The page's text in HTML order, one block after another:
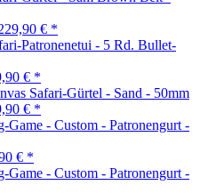
€ *
€ *
€ *
€ *